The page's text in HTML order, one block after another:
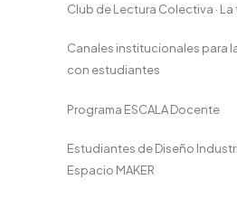
Club de Lectura Colectiva ·
Canales institucionales para
con estudiantes
Programa ESCALA Docente
Estudiantes de Diseño
Espacio MAKER